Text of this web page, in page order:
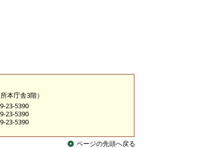
本庁舎3階）
23-5390
23-5390
23-5390
ページの先頭へ戻る